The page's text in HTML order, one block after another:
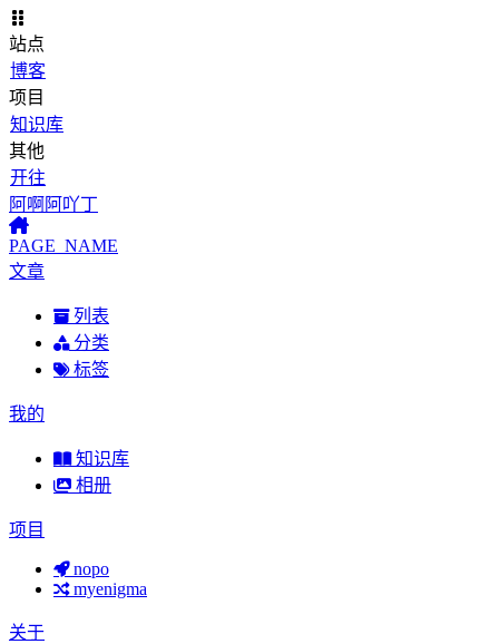
站点
博客
项目
知识库
其他
开往
阿啊阿吖丁
PAGE_NAME
文章
列表
分类
标签
我的
知识库
相册
项目
nopo
myenigma
关于